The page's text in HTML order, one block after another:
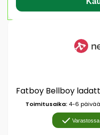
Toimitusaika:4-6 päivää
Varastossa